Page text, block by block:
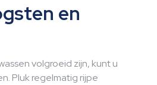
en
volgroeid zijn, kunt u
Pluk regelmatig rijpe